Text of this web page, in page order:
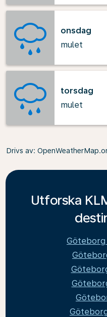
onsdag
mulet
torsdag
mulet
Drivs av:
Utforska
Göteborg